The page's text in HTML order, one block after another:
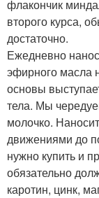
флакончик
второго курса,
достаточно.
Ежедневно
эфирного масла
основы
тела. Мы
молочко.
движениями до
нужно купить и
обязательно
каротин, цинк,